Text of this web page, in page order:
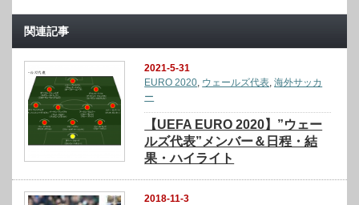
関連記事
2021-5-31
EURO 2020, ウェールズ代表,海外サッカ
ー
【UEFA EURO 2020】”ウェー
ルズ代表”メンバー＆日程・結
果・ハイライト
2018-11-3